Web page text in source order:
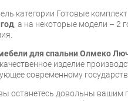
категории Готовые
, а на некоторые модели – 2
для спальни Олмеко
изделие
современному
останетесь довольны вашим